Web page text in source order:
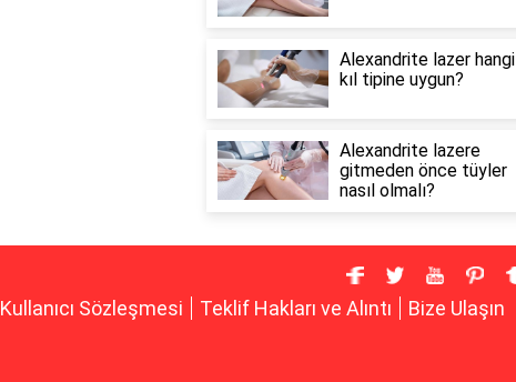
Alexandrite lazer hangi
kıl tipine uygun?
Alexandrite lazere
gitmeden önce tüyler
nasıl olmalı?
Kullanıcı Sözleşmesi Teklif Hakları ve Alıntı Bize Ulaşın